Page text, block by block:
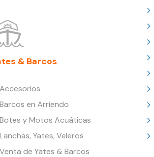
& Barcos
en Arriendo
y Motos Acuáticas
Yates, Veleros
de Yates & Barcos